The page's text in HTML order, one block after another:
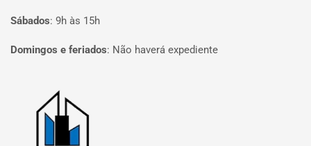
Sábados: 9h às 15h
Domingos e feriados: Não haverá expediente
Página inicial